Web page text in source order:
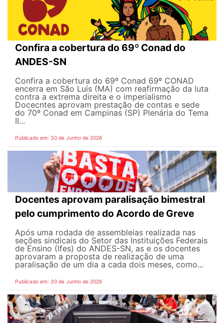
Confira a cobertura do 69º Conad do
ANDES-SN
Confira a cobertura do 69º Conad 69º CONAD
encerra em São Luís (MA) com reafirmação da luta
contra a extrema direita e o imperialismo
Docecntes aprovam prestação de contas e sede
do 70º Conad em Campinas (SP) Plenária do Tema
II...
Publicado em: 30 de Junho de 2026
Docentes aprovam paralisação bimestral
pelo cumprimento do Acordo de Greve
Após uma rodada de assembleias realizada nas
seções sindicais do Setor das Instituições Federais
de Ensino (Ifes) do ANDES-SN, as e os docentes
aprovaram a proposta de realização de uma
paralisação de um dia a cada dois meses, como...
Publicado em: 30 de Junho de 2026